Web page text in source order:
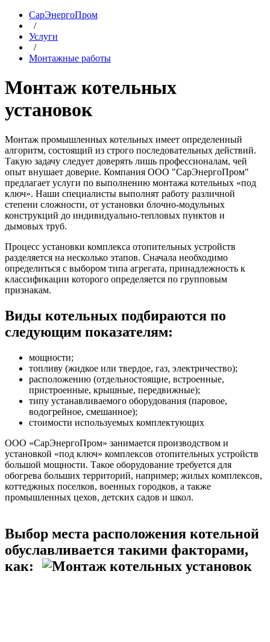
СарЭнергоПром
/
Услуги
/
Монтажные работы
Монтаж котельных
установок
Монтаж промышленных котельных имеет определенный
алгоритм, состоящий из строго последовательных действий.
Такую задачу следует доверять лишь профессионалам, чей
опыт внушает доверие. Компания ООО "СарЭнергоПром"
предлагает услуги по выполнению монтажа котельных «под
ключ». Наши специалисты выполнят работу различной
степени сложности, от установки блочно-модульных
конструкций до индивидуально-тепловых пунктов и
дымовых труб.
Процесс установки комплекса отопительных устройств
разделяется на несколько этапов. Сначала необходимо
определиться с выбором типа агрегата, принадлежность к
классификации которого определяется по групповым
признакам.
Виды котельных подбираются по
следующим показателям:
мощности;
топливу (жидкое или твердое, газ, электричество);
расположению (отдельностоящие, встроенные,
пристроенные, крышные, передвижные);
типу устанавливаемого оборудования (паровое,
водогрейное, смешанное);
стоимости используемых комплектующих
ООО «СарЭнергоПром» занимается производством и
установкой «под ключ» комплексов отопительных устройств
большой мощности. Такое оборудование требуется для
обогрева больших территорий, например; жилых комплексов,
коттеджных поселков, военных городков, а также
промышленных цехов, детских садов и школ.
Выбор места расположения котельной
обуславливается такими факторами,
как: